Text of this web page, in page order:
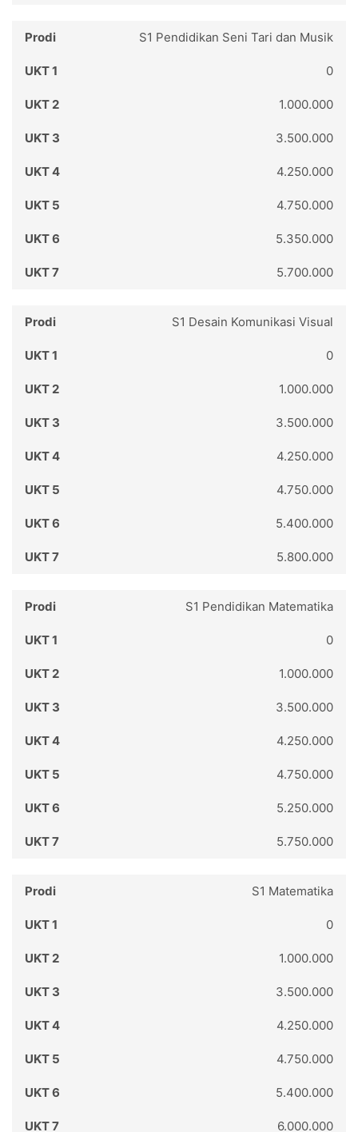
S1 Pendidikan Seni Tari dan Musik
0
1.000.000
3.500.000
4.250.000
4.750.000
5.350.000
5.700.000
S1 Desain Komunikasi Visual
0
1.000.000
3.500.000
4.250.000
4.750.000
5.400.000
5.800.000
S1 Pendidikan Matematika
0
1.000.000
3.500.000
4.250.000
4.750.000
5.250.000
5.750.000
S1 Matematika
0
1.000.000
3.500.000
4.250.000
4.750.000
5.400.000
6.000.000